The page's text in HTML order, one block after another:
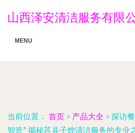
山西泽安清洁服务有限
MENU
当前位置： 首页 > 产品大全 > 探访
智造” 揭秘莒县子烨清洁服务的专业